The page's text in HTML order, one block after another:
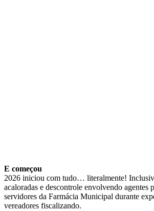
E começou
2026 iniciou com tudo… literalmente!
acaloradas e descontrole envolvendo agentes
servidores da Farmácia Municipal durante
vereadores fiscalizando.